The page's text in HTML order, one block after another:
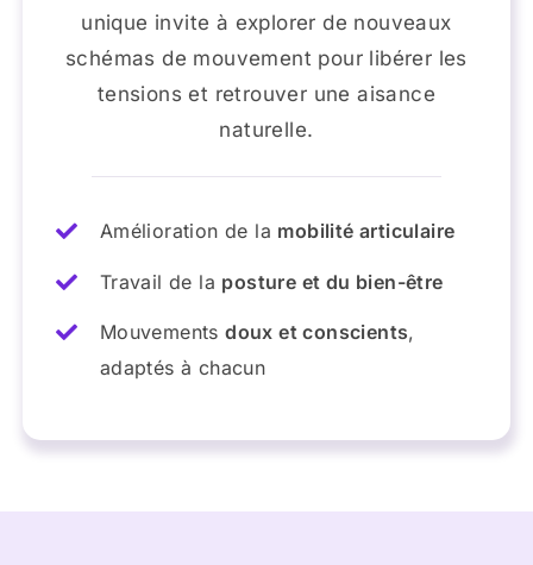
unique invite à explorer de nouveaux
schémas de mouvement pour libérer les
tensions et retrouver une aisance
naturelle.
Amélioration de la mobilité articulaire
Travail de la posture et du bien-être
Mouvementsdoux et conscients,
adaptés à chacun